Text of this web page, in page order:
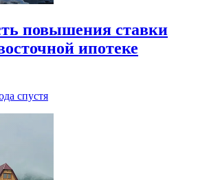
повышения ставки
ипотеке
спустя